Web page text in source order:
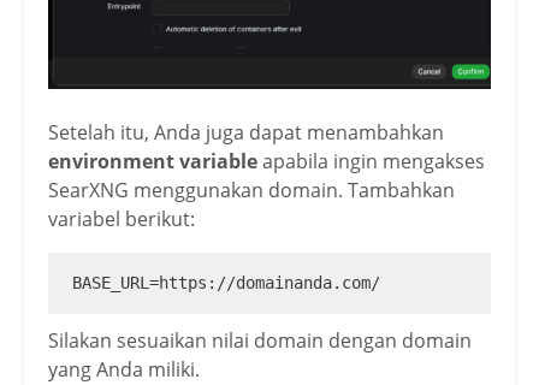
Setelah itu, Anda juga dapat menambahkan
environment variableapabila ingin mengakses
SearXNG menggunakan domain. Tambahkan
variabel berikut:
BASE_URL=https://domainanda.com/
Silakan sesuaikan nilai domain dengan domain
yang Anda miliki.